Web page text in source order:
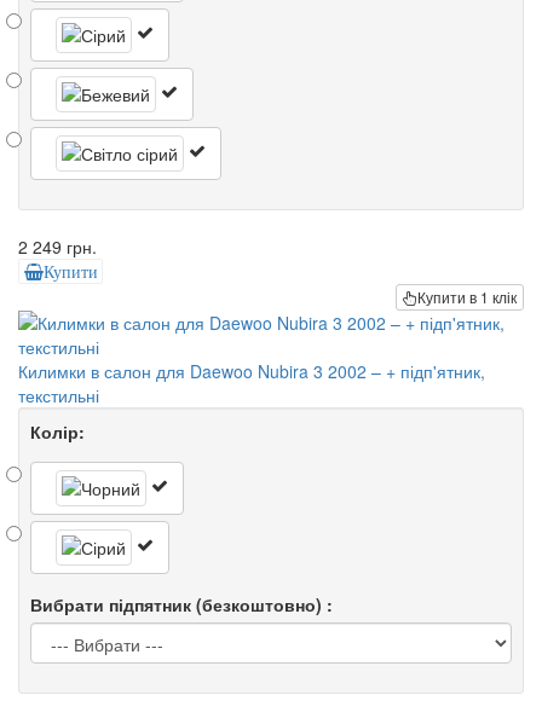
2 249 грн.
Купити
Купити в 1 клік
Килимки в салон для Daewoo Nubira 3 2002 – + підп'ятник,
текстильні
Колір:
Вибрати підпятник (безкоштовно) :